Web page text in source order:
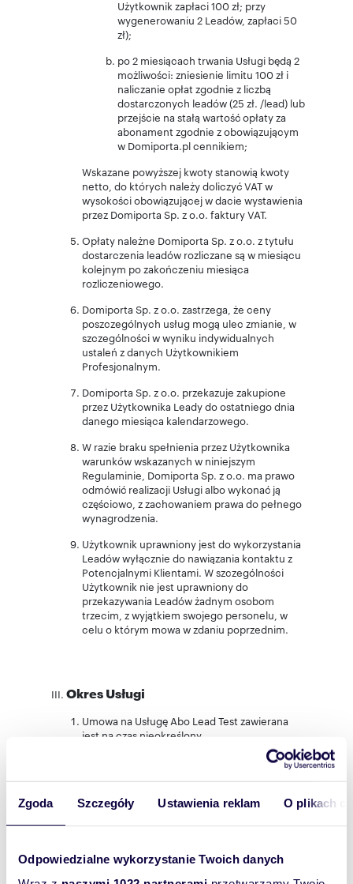
Zgoda Szczegóły Ustawienia reklam O plikach
Odpowiedzialne wykorzystanie Twoich danych
Użytkownik zapłaci 100 zł; przy
wygenerowaniu 2 Leadów, zapłaci 50
zł);
po 2 miesiącach trwania Usługi będą 2
możliwości: zniesienie limitu 100 zł i
naliczanie opłat zgodnie z liczbą
dostarczonych leadów (25 zł. /lead) lub
przejście na stałą wartość opłaty za
abonament zgodnie z obowiązującym
w Domiporta.pl cennikiem;
Wskazane powyższej kwoty stanowią kwoty
netto, do których należy doliczyć VAT w
wysokości obowiązującej w dacie wystawienia
przez Domiporta Sp. z o.o. faktury VAT.
Opłaty należne Domiporta Sp. z o.o. z tytułu
dostarczenia leadów rozliczane są w miesiącu
kolejnym po zakończeniu miesiąca
rozliczeniowego.
Domiporta Sp. z o.o. zastrzega, że ceny
poszczególnych usług mogą ulec zmianie, w
szczególności w wyniku indywidualnych
ustaleń z danych Użytkownikiem
Profesjonalnym.
Domiporta Sp. z o.o. przekazuje zakupione
przez Użytkownika Leady do ostatniego dnia
danego miesiąca kalendarzowego.
W razie braku spełnienia przez Użytkownika
warunków wskazanych w niniejszym
Regulaminie, Domiporta Sp. z o.o. ma prawo
odmówić realizacji Usługi albo wykonać ją
częściowo, z zachowaniem prawa do pełnego
wynagrodzenia.
Użytkownik uprawniony jest do wykorzystania
Leadów wyłącznie do nawiązania kontaktu z
Potencjalnymi Klientami. W szczególności
Użytkownik nie jest uprawniony do
przekazywania Leadów żadnym osobom
trzecim, z wyjątkiem swojego personelu, w
celu o którym mowa w zdaniu poprzednim.
Okres Usługi
Umowa na Usługę Abo Lead Test zawierana
jest na czas nieokreślony.
Użytkownik jak i Domiporta Sp. z o.o. mają
okresu wypowiedzenia ze skutkiem na koniec